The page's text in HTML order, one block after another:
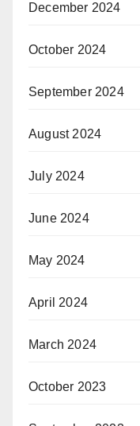
December 2024
October 2024
September 2024
August 2024
July 2024
June 2024
May 2024
April 2024
March 2024
October 2023